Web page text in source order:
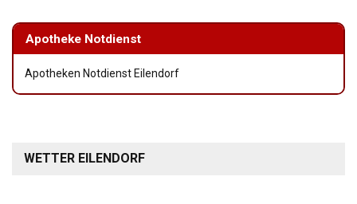
Apotheke Notdienst
Apotheken Notdienst Eilendorf
WETTER EILENDORF